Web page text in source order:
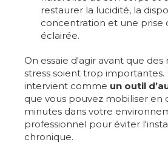
restaurer la lucidité, la
concentration et une prise
éclairée.
On essaie d'agir avant que
stress soient trop importantes.
intervient comme un outil
que vous pouvez mobiliser en
minutes dans votre
professionnel pour éviter
chronique.